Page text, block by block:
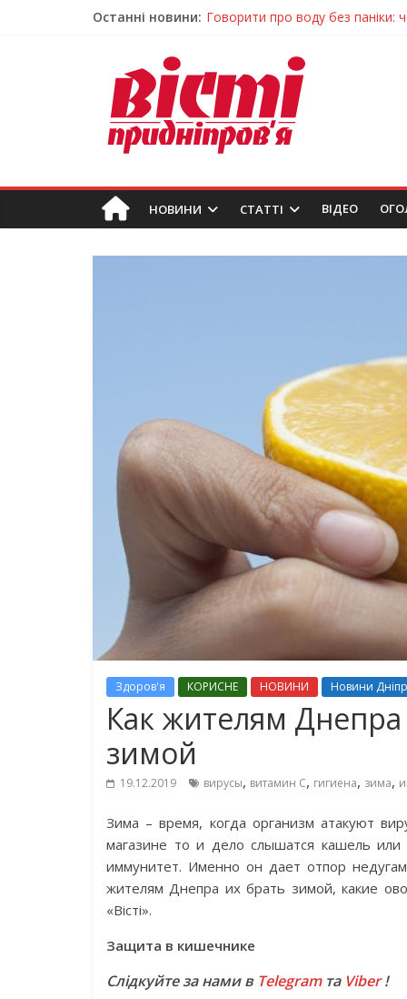
Останні новини: Лікар – на екрані: Як працюють
Пошуки тривають: на
Ветерани Дніпропетровщини
Говорити про воду без паніки:
НОВИНИ СТАТТІ ВIДЕО
Здоров'я КОРИСНЕ НОВИНИ Новини
Как жителям
зимой
19.12.2019 вирусы, витамин С, гигиена, зима,
Зима – время, когда организм атакуют
магазине то и дело слышатся кашель
иммунитет. Именно он дает отпор
жителям Днепра их брать зимой, какие
«Вісті».
Защита в кишечнике
Слідкуйте за нами в Telegramта Viber!